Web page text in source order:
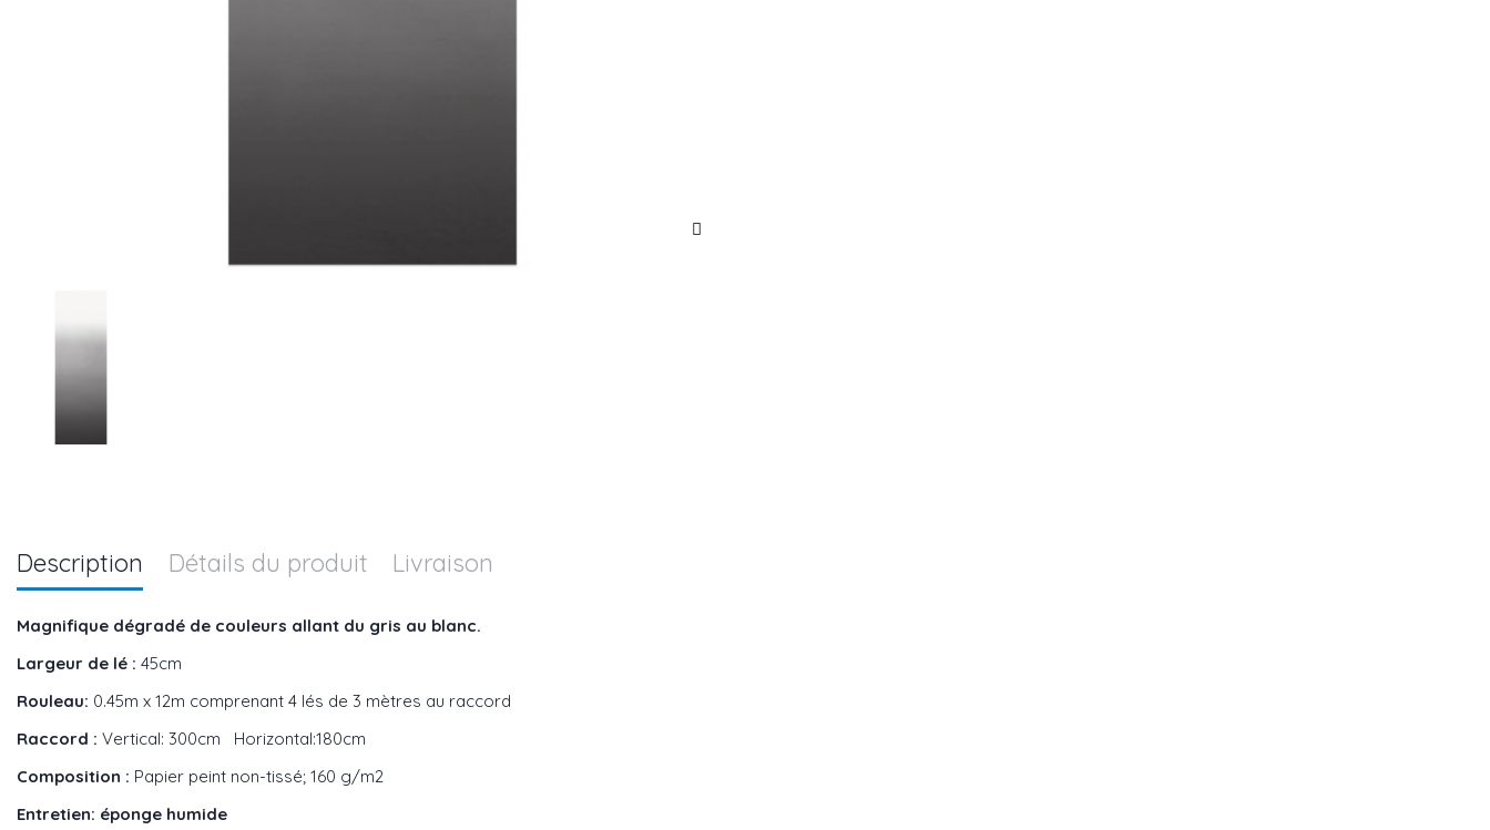
Description Détails du produit Livraison
Magnifique dégradé de couleurs allant du gris au blanc.
Largeur de lé : 45cm
Rouleau: 0.45m x 12m comprenant 4 lés de 3 mètres au raccord
Raccord : Vertical: 300cm Horizontal:180cm
Composition : Papier peint non-tissé; 160 g/m2
Entretien: éponge humide